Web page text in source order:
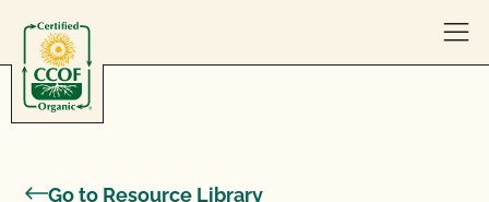
Go to Resource Library